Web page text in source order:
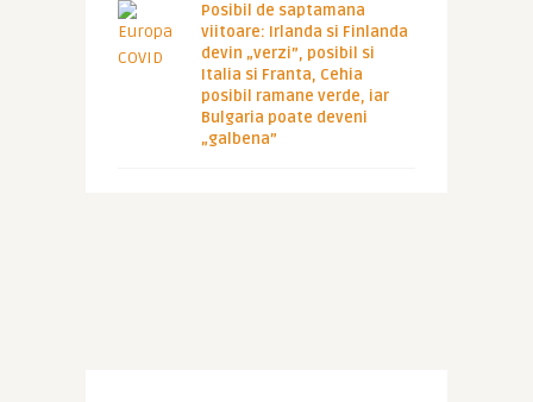
Posibil de saptamana
viitoare: Irlanda si Finlanda
devin „verzi”, posibil si
Italia si Franta, Cehia
posibil ramane verde, iar
Bulgaria poate deveni
„galbena”